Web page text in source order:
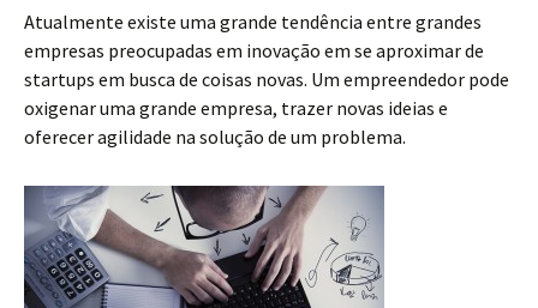
Atualmente existe uma grande tendência entre grandes
empresas preocupadas em inovação em se aproximar de
startups em busca de coisas novas. Um empreendedor pode
oxigenar uma grande empresa, trazer novas ideias e
oferecer agilidade na solução de um problema.